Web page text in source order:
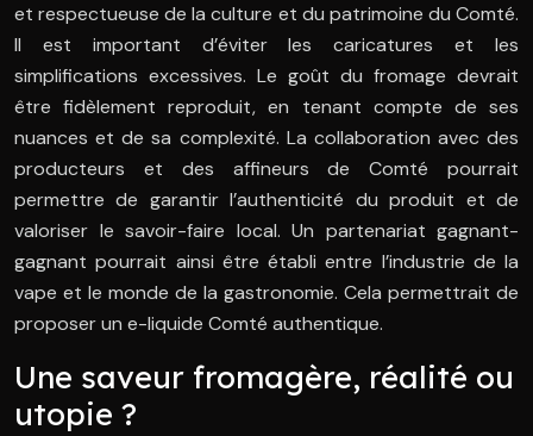
et respectueuse de la culture et du patrimoine du Comté.
Il est important d’éviter les caricatures et les
simplifications excessives. Le goût du fromage devrait
être fidèlement reproduit, en tenant compte de ses
nuances et de sa complexité. La collaboration avec des
producteurs et des affineurs de Comté pourrait
permettre de garantir l’authenticité du produit et de
valoriser le savoir-faire local. Un partenariat gagnant-
gagnant pourrait ainsi être établi entre l’industrie de la
vape et le monde de la gastronomie. Cela permettrait de
proposer un e-liquide Comté authentique.
Une saveur fromagère, réalité ou
utopie ?